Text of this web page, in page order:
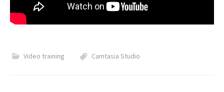
Video training Camtasia Studio